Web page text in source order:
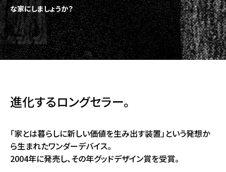
な家にしましょうか？
進化するロングセラー。
「家とは暮らしに新しい価値を生み出す装置」という発想か
ら生まれたワンダーデバイス。
2004年に発売し、その年グッドデザイン賞を受賞。